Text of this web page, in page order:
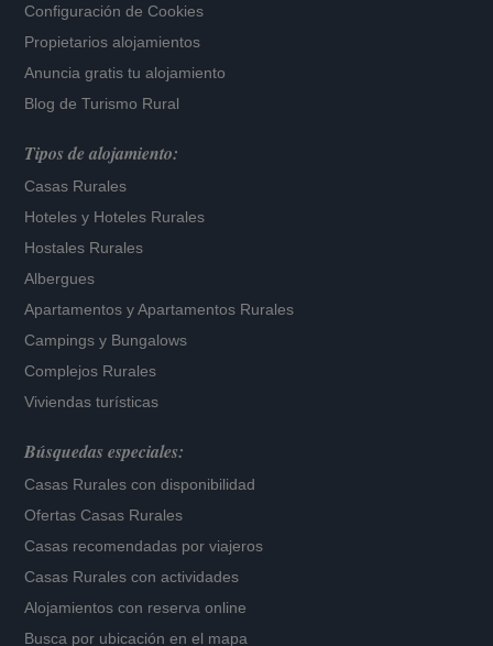
Configuración de Cookies
Propietarios alojamientos
Anuncia gratis tu alojamiento
Blog de Turismo Rural
Tipos de alojamiento:
Casas Rurales
Hoteles y Hoteles Rurales
Hostales Rurales
Albergues
Apartamentos yApartamentos Rurales
Campings y Bungalows
Complejos Rurales
Viviendas turísticas
Búsquedas especiales:
Casas Rurales con disponibilidad
Ofertas Casas Rurales
Casas recomendadas por viajeros
Casas Rurales con actividades
Alojamientos con reserva online
Busca por ubicación en el mapa